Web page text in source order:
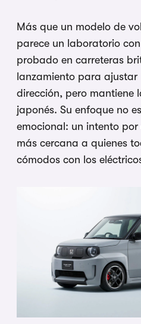
Más que un modelo de
parece un laboratorio
probado en carreteras
lanzamiento para ajustar
dirección, pero mantiene
japonés. Su enfoque no
emocional: un intento
más cercana a quienes
cómodos con los